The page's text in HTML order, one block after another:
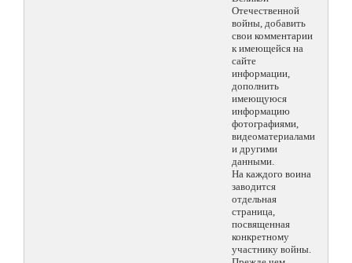
Отечественной
войны, добавить
свои комментарии
к имеющейся на
сайте
информации,
дополнить
имеющуюся
информацию
фотографиями,
видеоматериалами
и другими
данными.
На каждого воина
заводится
отдельная
страница,
посвященная
конкретному
участнику войны.